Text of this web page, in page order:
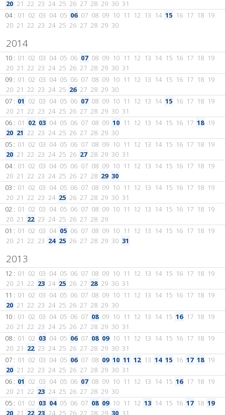
20 21 22 23 24 25 26 27 28 29 30 31
04 : 01 02 03 04 05 06 07 08 09 10 11 12 13 14 15 16 17 18 19
20 21 22 23 24 25 26 27 28 29 30
2014
10 : 01 02 03 04 05 06 07 08 09 10 11 12 13 14 15 16 17 18 19
20 21 22 23 24 25 26 27 28 29 30 31
09 : 01 02 03 04 05 06 07 08 09 10 11 12 13 14 15 16 17 18 19
20 21 22 23 24 25 26 27 28 29 30
07 : 01 02 03 04 05 06 07 08 09 10 11 12 13 14 15 16 17 18 19
20 21 22 23 24 25 26 27 28 29 30 31
06 : 01 02 03 04 05 06 07 08 09 10 11 12 13 14 15 16 17 18 19
20 21 22 23 24 25 26 27 28 29 30
05 : 01 02 03 04 05 06 07 08 09 10 11 12 13 14 15 16 17 18 19
20 21 22 23 24 25 26 27 28 29 30 31
04 : 01 02 03 04 05 06 07 08 09 10 11 12 13 14 15 16 17 18 19
20 21 22 23 24 25 26 27 28 29 30
03 : 01 02 03 04 05 06 07 08 09 10 11 12 13 14 15 16 17 18 19
20 21 22 23 24 25 26 27 28 29 30 31
02 : 01 02 03 04 05 06 07 08 09 10 11 12 13 14 15 16 17 18 19
20 21 22 23 24 25 26 27 28 29
01 : 01 02 03 04 05 06 07 08 09 10 11 12 13 14 15 16 17 18 19
20 21 22 23 24 25 26 27 28 29 30 31
2013
12 : 01 02 03 04 05 06 07 08 09 10 11 12 13 14 15 16 17 18 19
20 21 22 23 24 25 26 27 28 29 30 31
11 : 01 02 03 04 05 06 07 08 09 10 11 12 13 14 15 16 17 18 19
20 21 22 23 24 25 26 27 28 29 30
10 : 01 02 03 04 05 06 07 08 09 10 11 12 13 14 15 16 17 18 19
20 21 22 23 24 25 26 27 28 29 30 31
08 : 01 02 03 04 05 06 07 08 09 10 11 12 13 14 15 16 17 18 19
20 21 22 23 24 25 26 27 28 29 30 31
07 : 01 02 03 04 05 06 07 08 09 10 11 12 13 14 15 16 17 18 19
20 21 22 23 24 25 26 27 28 29 30 31
06 : 01 02 03 04 05 06 07 08 09 10 11 12 13 14 15 16 17 18 19
20 21 22 23 24 25 26 27 28 29 30
05 : 01 02 03 04 05 06 07 08 09 10 11 12 13 14 15 16 17 18 19
20 21 22 23 24 25 26 27 28 29 30 31